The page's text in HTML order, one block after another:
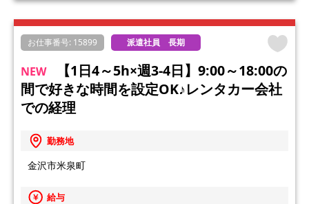
お仕事番号: 15899 派遣社員 長期
NEW
【1日4～5h×週3-4日】9:00～18:00の
間で好きな時間を設定OK♪レンタカー会社
での経理
勤務地
金沢市米泉町
給与